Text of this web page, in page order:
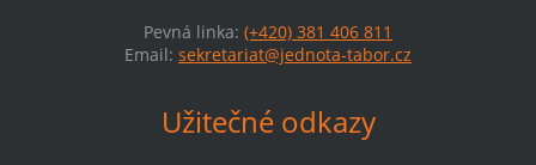
Pevná linka: (+420) 381 406 811
Email: sekretariat@jednota-tabor.cz
Užitečné odkazy